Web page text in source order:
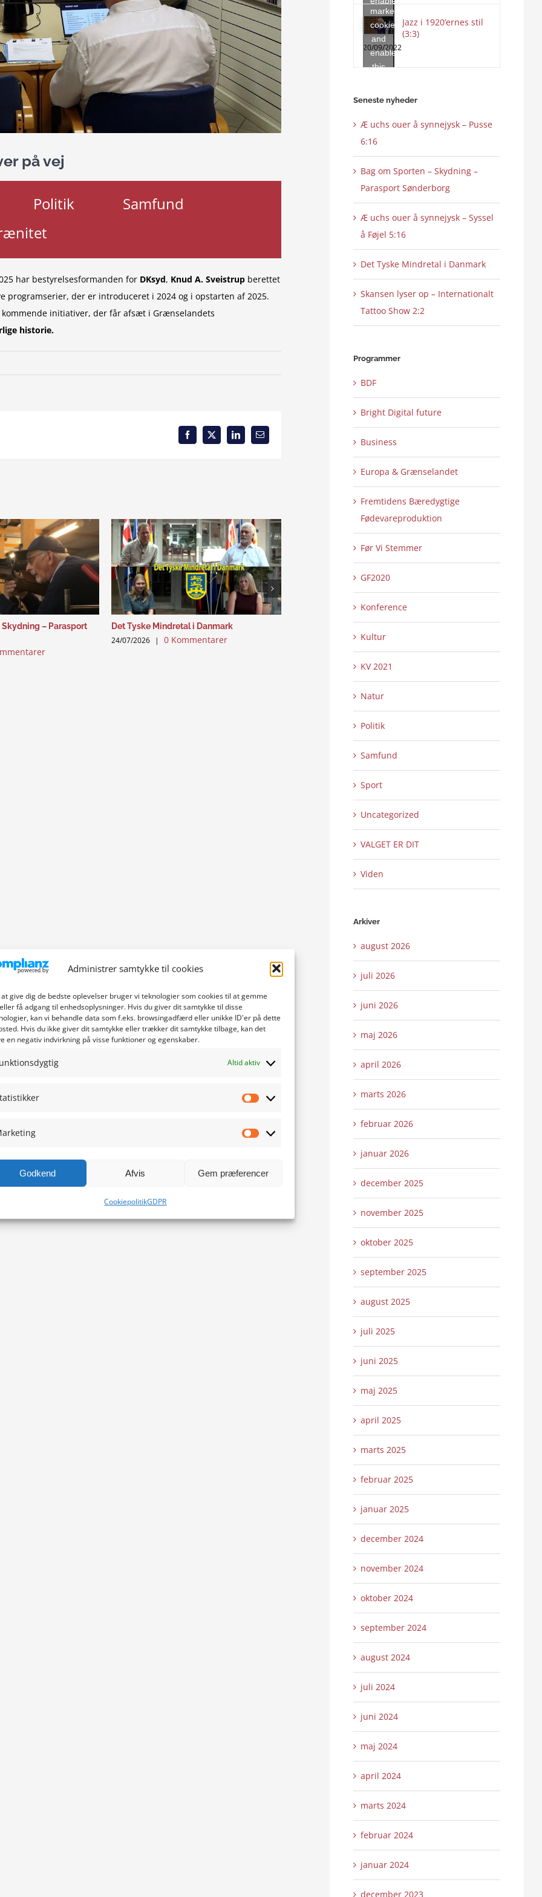
Administrer samtykke til cookies
at give dig de bedste oplevelser bruger vi teknologier som cookies til at gemme
få adgang til enhedsoplysninger. Hvis du giver dit samtykke til disse
kan vi behandle data som f.eks. browsingadfærd eller unikke ID'er på dette
Hvis du ikke giver dit samtykke eller trækker dit samtykke tilbage, kan det
en negativ indvirkning på visse funktioner og egenskaber.
Altid aktiv
Godkend Afvis Gem præferencer
CookiepolitikGDPR
på vej
Politik
Samfund
har bestyrelsesformanden for DKsyd, Knud A. Sveistrup berettet
programserier, der er introduceret i 2024 og i opstarten af 2025.
initiativer, der får afsæt i Grænselandets
historie.
Facebook
X LinkedInEmail
– Parasport Det Tyske Mindretal i Danmark
24/07/2026 | 0 Kommentarer 0 Kommentarer
this
content
marketing
cookies
and
enable
this
Jazz i 1920’ernes stil
(3:3)
20/09/2022
Seneste nyheder
Æ uchs ouer å synnejysk – Pusse
6:16
Bag om Sporten – Skydning –
Parasport Sønderborg
Æ uchs ouer å synnejysk – Syssel
å Føjel 5:16
Det Tyske Mindretal i Danmark
Skansen lyser op – Internationalt
Tattoo Show 2:2
Programmer
BDF
Bright Digital future
Business
Europa & Grænselandet
Fremtidens Bæredygtige
Fødevareproduktion
Før Vi Stemmer
GF2020
Konference
Kultur
KV 2021
Natur
Politik
Samfund
Sport
Uncategorized
VALGET ER DIT
Viden
Arkiver
august 2026
juli 2026
juni 2026
maj 2026
april 2026
marts 2026
februar 2026
januar 2026
december 2025
november 2025
oktober 2025
september 2025
august 2025
juli 2025
juni 2025
maj 2025
april 2025
marts 2025
februar 2025
januar 2025
december 2024
november 2024
oktober 2024
september 2024
august 2024
juli 2024
juni 2024
maj 2024
april 2024
marts 2024
februar 2024
januar 2024
december 2023